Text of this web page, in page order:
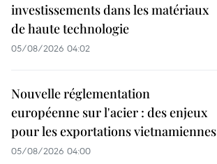
investissements dans les matériaux
de haute technologie
05/08/2026 04:02
Nouvelle réglementation
européenne sur l'acier : des enjeux
pour les exportations vietnamiennes
05/08/2026 04:00